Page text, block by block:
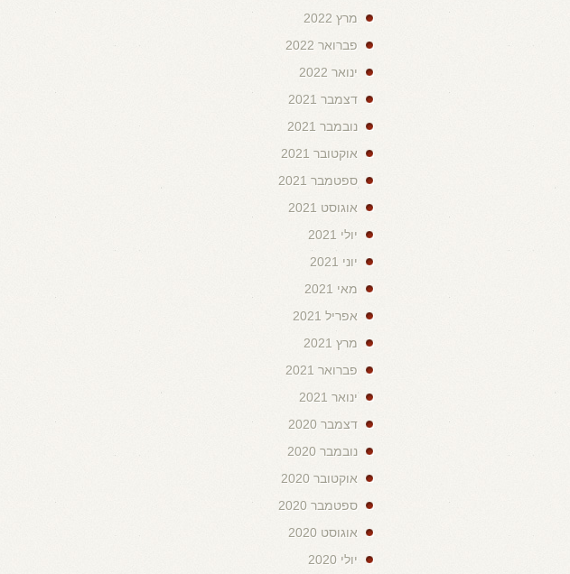
מרץ 2022
פברואר 2022
ינואר 2022
דצמבר 2021
נובמבר 2021
אוקטובר 2021
ספטמבר 2021
אוגוסט 2021
יולי 2021
יוני 2021
מאי 2021
אפריל 2021
מרץ 2021
פברואר 2021
ינואר 2021
דצמבר 2020
נובמבר 2020
אוקטובר 2020
ספטמבר 2020
אוגוסט 2020
יולי 2020